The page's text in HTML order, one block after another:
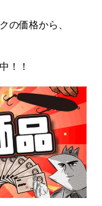
の価格から、
！！